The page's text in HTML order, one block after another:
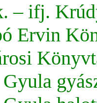
– ifj.
Ervin